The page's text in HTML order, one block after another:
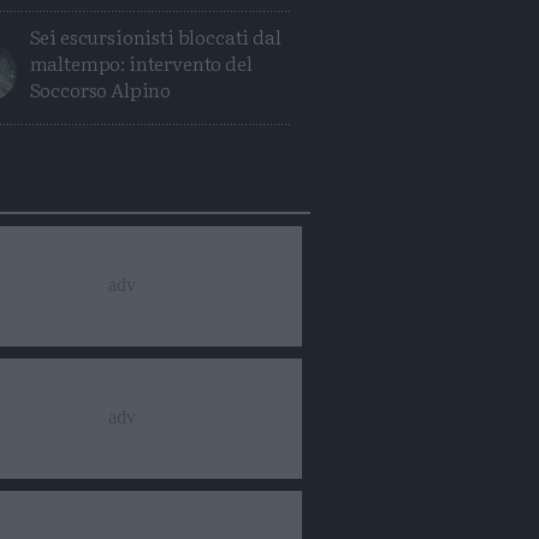
Sei escursionisti bloccati dal
maltempo: intervento del
Soccorso Alpino